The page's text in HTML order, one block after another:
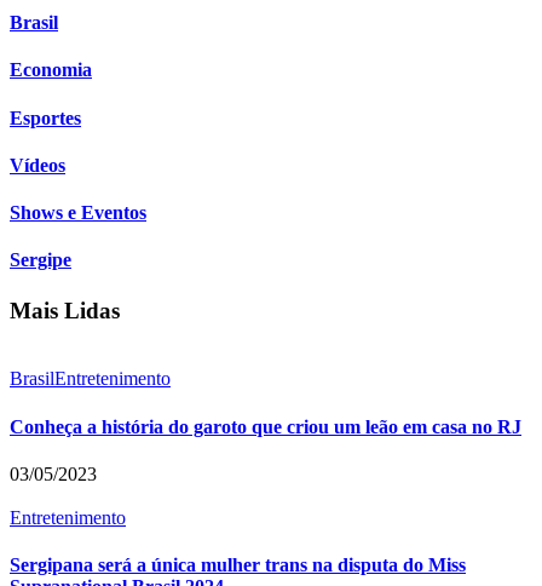
Brasil
Economia
Esportes
Vídeos
Shows e Eventos
Sergipe
Mais Lidas
BrasilEntretenimento
Conheça a história do garoto que criou um leão em casa no RJ
03/05/2023
Entretenimento
Sergipana será a única mulher trans na disputa do Miss